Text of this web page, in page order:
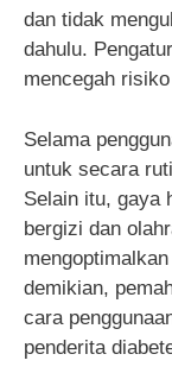
dan tidak
dahulu.
mencegah
Selama
untuk secara
Selain itu, gaya
bergizi dan
demikian,
cara
penderita